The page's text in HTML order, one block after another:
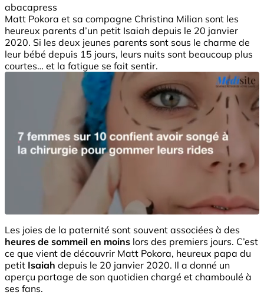
abacapress
Matt Pokora et sa compagne Christina Milian sont les
heureux parents d’un petit Isaiah depuis le 20 janvier
2020. Si les deux jeunes parents sont sous le charme de
leur bébé depuis 15 jours, leurs nuits sont beaucoup plus
courtes… et la fatigue se fait sentir.
Les joies de la paternité sont souvent associées à des
heures de sommeil en moins lors des premiers jours. C’est
ce que vient de découvrir Matt Pokora, heureux papa du
petit Isaiah depuis le 20 janvier 2020. Il a donné un
aperçu partage de son quotidien chargé et chamboulé à
ses fans.